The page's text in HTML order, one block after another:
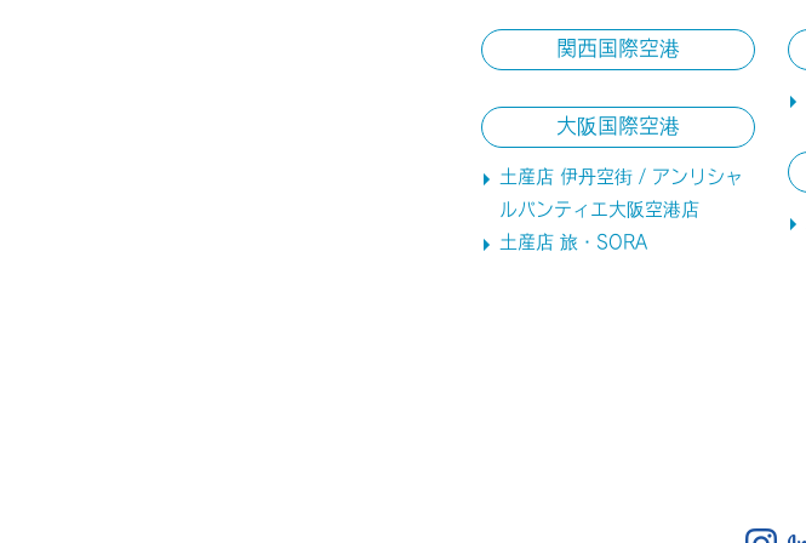
関西国際空港
大阪国際空港
土産店 伊丹空街 / アンリシャ
ルパンティエ大阪空港店
土産店 旅・SORA